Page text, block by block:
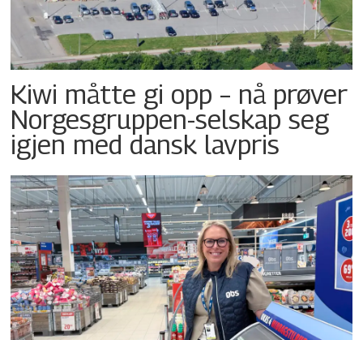
Kiwi måtte gi opp – nå prøver
Norgesgruppen-selskap seg
igjen med dansk lavpris